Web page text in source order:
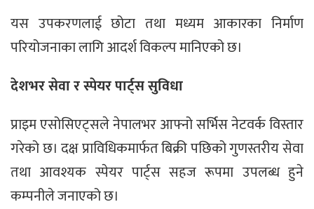
यस उपकरणलाई छोटा तथा मध्यम आकारका निर्माण
परियोजनाका लागि आदर्श विकल्प मानिएको छ।
देशभर सेवा र स्पेयर पार्ट्स सुविधा
प्राइम एसोसिएट्सले नेपालभर आफ्नो सर्भिस नेटवर्क विस्तार
गरेको छ। दक्ष प्राविधिकमार्फत बिक्री पछिको गुणस्तरीय सेवा
तथा आवश्यक स्पेयर पार्ट्स सहज रूपमा उपलब्ध हुने
कम्पनीले जनाएको छ।